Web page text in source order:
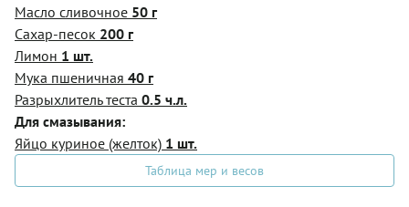
Масло сливочное 50 г
Сахар-песок 200 г
Лимон 1 шт.
Мука пшеничная 40 г
Разрыхлитель теста 0.5 ч.л.
Для смазывания:
Яйцо куриное (желток) 1 шт.
Таблица мер и весов